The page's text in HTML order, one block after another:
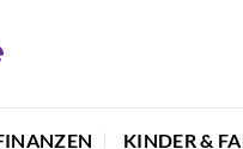
KINDER &